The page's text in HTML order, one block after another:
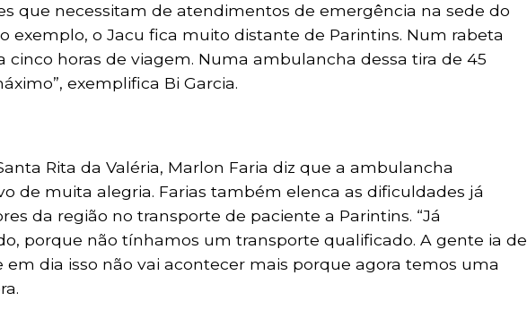
que necessitam de atendimentos de emergência na sede do
exemplo, o Jacu fica muito distante de Parintins. Num rabeta
cinco horas de viagem. Numa ambulancha dessa tira de 45
exemplifica Bi Garcia.
Rita da Valéria, Marlon Faria diz que a ambulancha
de muita alegria. Farias também elenca as dificuldades já
da região no transporte de paciente a Parintins. “Já
porque não tínhamos um transporte qualificado. A gente ia de
em dia isso não vai acontecer mais porque agora temos uma